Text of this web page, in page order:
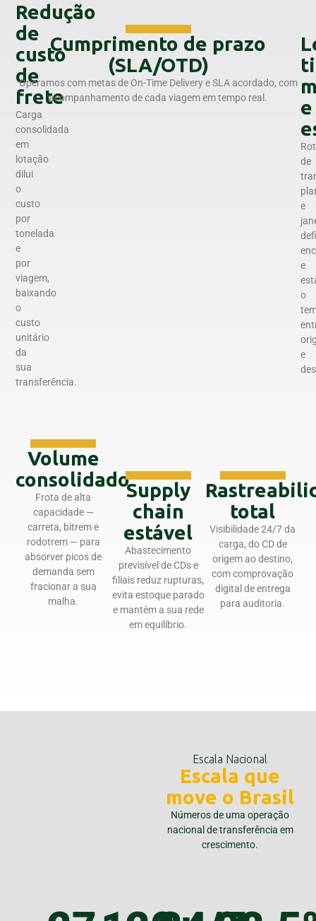
Redução
de
custo
de
frete
Carga
consolidada
em
lotação
dilui
o
custo
por
tonelada
e
por
viagem,
baixando
o
custo
unitário
da
sua
transferência.
Cumprimento de prazo
(SLA/OTD)
Operamos com metas de On-Time Delivery e SLA acordado, com
acompanhamento de cada viagem em tempo real.
e
de
e
e
o
e
Volume
consolidado
Frota de alta
capacidade —
carreta, bitrem e
rodotrem — para
absorver picos de
demanda sem
fracionar a sua
malha.
Supply
chain
estável
Abastecimento
previsível de CDs e
filiais reduz rupturas,
evita estoque parado
e mantém a sua rede
em equilíbrio.
total
Visibilidade 24/7 da
carga, do CD de
origem ao destino,
com comprovação
digital de entrega
para auditoria.
Escala Nacional
Escala que
move o Brasil
Números de uma operação
nacional de transferência em
crescimento.